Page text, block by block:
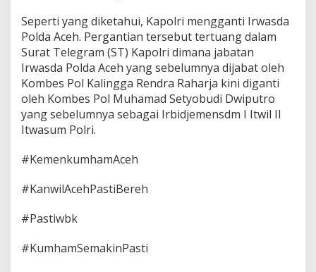
Seperti yang diketahui, Kapolri mengganti Irwasda
Polda Aceh. Pergantian tersebut tertuang dalam
Surat Telegram (ST) Kapolri dimana jabatan
Irwasda Polda Aceh yang sebelumnya dijabat oleh
Kombes Pol Kalingga Rendra Raharja kini diganti
oleh Kombes Pol Muhamad Setyobudi Dwiputro
yang sebelumnya sebagai Irbidjemensdm I Itwil II
Itwasum Polri.
#KemenkumhamAceh
#KanwilAcehPastiBereh
#Pastiwbk
#KumhamSemakinPasti